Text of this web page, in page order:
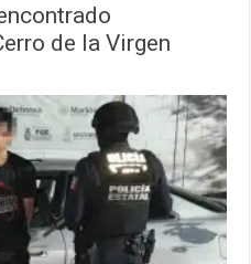
de la Virgen